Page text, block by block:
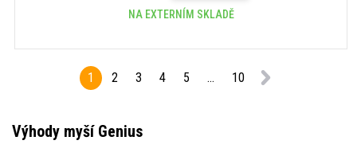
NA EXTERNÍM SKLADĚ
1 2 3 4 5 ... 10
Výhody myší Genius